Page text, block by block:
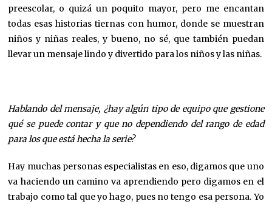
preescolar, o quizá un poquito mayor, pero me encantan
todas esas historias tiernas con humor, donde se muestran
niños y niñas reales, y bueno, no sé, que también puedan
llevar un mensaje lindo y divertido para los niños y las niñas.
Hablando del mensaje, ¿hay algún tipo de equipo que gestione
qué se puede contar y que no dependiendo del rango de edad
para los que está hecha la serie?
Hay muchas personas especialistas en eso, digamos que uno
va haciendo un camino va aprendiendo pero digamos en el
trabajo como tal que yo hago, pues no tengo esa persona. Yo